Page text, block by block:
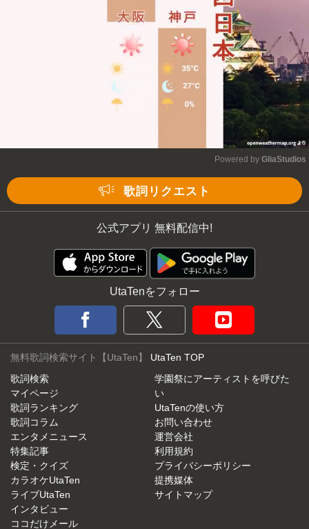
Powered by GliaStudios
歌詞リクエスト
公式アプリ 無料配信中!
UtaTenをフォロー
無料歌詞検索サイト【UtaTen】 UtaTen TOP
歌詞検索
マイページ
歌詞ランキング
歌詞コラム
エンタメニュース
特集記事
検定・クイズ
カラオケUtaTen
ライブUtaTen
インタビュー
ココだけメール
学園祭にアーティストを呼びた
い
UtaTenの使い方
お問い合わせ
運営会社
利用規約
プライバシーポリシー
提携媒体
サイトマップ